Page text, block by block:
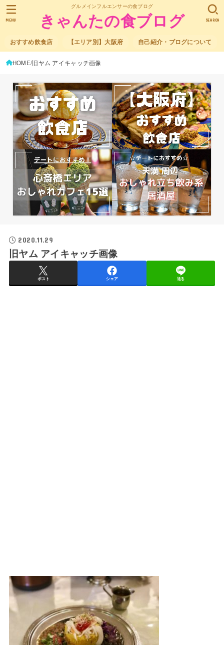
グルメインフルエンサーの食ブログ
きゃんたの食ブログ
おすすめ飲食店 【エリア別】大阪府 自己紹介・ブログについて
SEARCH
MENU
HOME 旧ヤム アイキャッチ画像
2020.11.29
旧ヤム アイキャッチ画像
ポスト シェア 送る